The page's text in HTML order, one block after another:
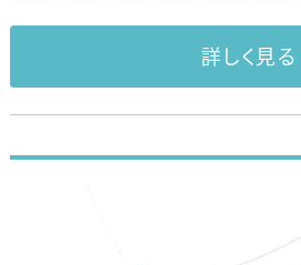
詳しく見る